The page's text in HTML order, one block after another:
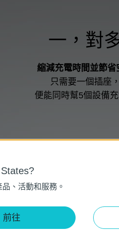
一，對多
減少您的充電器數
旅行時只需攜帶UP525
一，對
縮減充電時間並節省
只需要一個插座，
便能同時幫5個設備充
一，對
優雅的圓形設計
在每一個USB埠之間提供
您可以輕鬆插入您的設備
、活動和服務。
前往